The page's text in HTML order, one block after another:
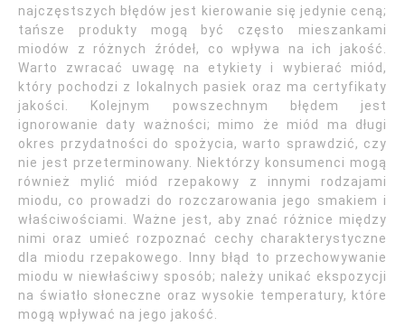
najczęstszych błędów jest kierowanie się jedynie ceną;
tańsze produkty mogą być często mieszankami
miodów z różnych źródeł, co wpływa na ich jakość.
Warto zwracać uwagę na etykiety i wybierać miód,
który pochodzi z lokalnych pasiek oraz ma certyfikaty
jakości. Kolejnym powszechnym błędem jest
ignorowanie daty ważności; mimo że miód ma długi
okres przydatności do spożycia, warto sprawdzić, czy
nie jest przeterminowany. Niektórzy konsumenci mogą
również mylić miód rzepakowy z innymi rodzajami
miodu, co prowadzi do rozczarowania jego smakiem i
właściwościami. Ważne jest, aby znać różnice między
nimi oraz umieć rozpoznać cechy charakterystyczne
dla miodu rzepakowego. Inny błąd to przechowywanie
miodu w niewłaściwy sposób; należy unikać ekspozycji
na światło słoneczne oraz wysokie temperatury, które
mogą wpływać na jego jakość.